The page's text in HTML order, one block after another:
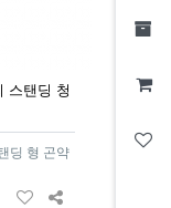
스탠딩 청
딩 형 곤약